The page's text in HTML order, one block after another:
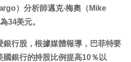
）分析師邁克·梅奧（Mike
34美元。
銀行股，根據媒體報導，巴菲特要
銀行的持股比例提高10％以